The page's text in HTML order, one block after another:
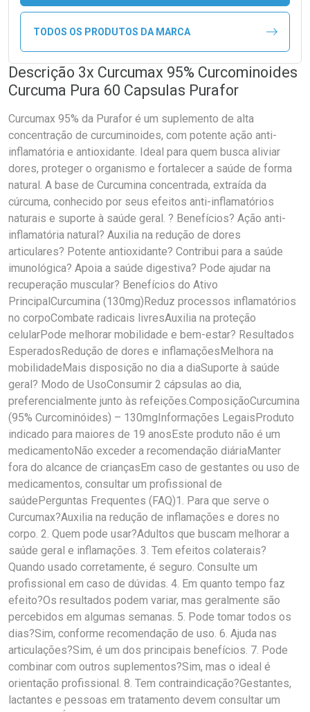
TODOS OS PRODUTOS DA MARCA
Descrição 3x Curcumax 95% Curcominoides
Curcuma Pura 60 Capsulas Purafor
Curcumax 95% da Purafor é um suplemento de alta
concentração de curcuminoides, com potente ação anti-
inflamatória e antioxidante. Ideal para quem busca aliviar
dores, proteger o organismo e fortalecer a saúde de forma
natural. A base de Curcumina concentrada, extraída da
cúrcuma, conhecido por seus efeitos anti-inflamatórios
naturais e suporte à saúde geral. ? Benefícios? Ação anti-
inflamatória natural? Auxilia na redução de dores
articulares? Potente antioxidante? Contribui para a saúde
imunológica? Apoia a saúde digestiva? Pode ajudar na
recuperação muscular? Benefícios do Ativo
PrincipalCurcumina (130mg)Reduz processos inflamatórios
no corpoCombate radicais livresAuxilia na proteção
celularPode melhorar mobilidade e bem-estar? Resultados
EsperadosRedução de dores e inflamaçõesMelhora na
mobilidadeMais disposição no dia a diaSuporte à saúde
geral? Modo de UsoConsumir 2 cápsulas ao dia,
preferencialmente junto às refeições.ComposiçãoCurcumina
(95% Curcominóides) – 130mgInformações LegaisProduto
indicado para maiores de 19 anosEste produto não é um
medicamentoNão exceder a recomendação diáriaManter
fora do alcance de criançasEm caso de gestantes ou uso de
medicamentos, consultar um profissional de
saúdePerguntas Frequentes (FAQ)1. Para que serve o
Curcumax?Auxilia na redução de inflamações e dores no
corpo. 2. Quem pode usar?Adultos que buscam melhorar a
saúde geral e inflamações. 3. Tem efeitos colaterais?
Quando usado corretamente, é seguro. Consulte um
profissional em caso de dúvidas. 4. Em quanto tempo faz
efeito?Os resultados podem variar, mas geralmente são
percebidos em algumas semanas. 5. Pode tomar todos os
dias?Sim, conforme recomendação de uso. 6. Ajuda nas
articulações?Sim, é um dos principais benefícios. 7. Pode
combinar com outros suplementos?Sim, mas o ideal é
orientação profissional. 8. Tem contraindicação?Gestantes,
lactantes e pessoas em tratamento devem consultar um